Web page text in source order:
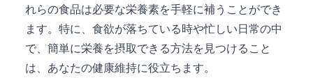
れらの食品は必要な栄養素を手軽に補うことができ
ます。特に、食欲が落ちている時や忙しい日常の中
で、簡単に栄養を摂取できる方法を見つけること
は、あなたの健康維持に役立ちます。